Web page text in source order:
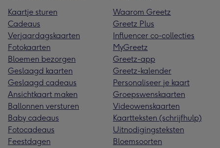
Kaartje sturen
Cadeaus
Verjaardagskaarten
Fotokaarten
Bloemen bezorgen
Geslaagd kaarten
Geslaagd cadeaus
Ansichtkaart maken
Ballonnen versturen
Baby cadeaus
Fotocadeaus
Feestdagen
Waarom Greetz
Greetz Plus
Influencer co-collecties
MyGreetz
Greetz-app
Greetz-kalender
Personaliseer je kaart
Groepswenskaarten
Videowenskaarten
Kaartteksten (schrijfhulp)
Uitnodigingsteksten
Bloemsoorten